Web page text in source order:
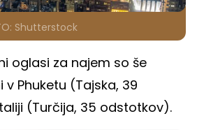
Shutterstock
oglasi za najem so še
Phuketu (Tajska, 39
(Turčija, 35 odstotkov).